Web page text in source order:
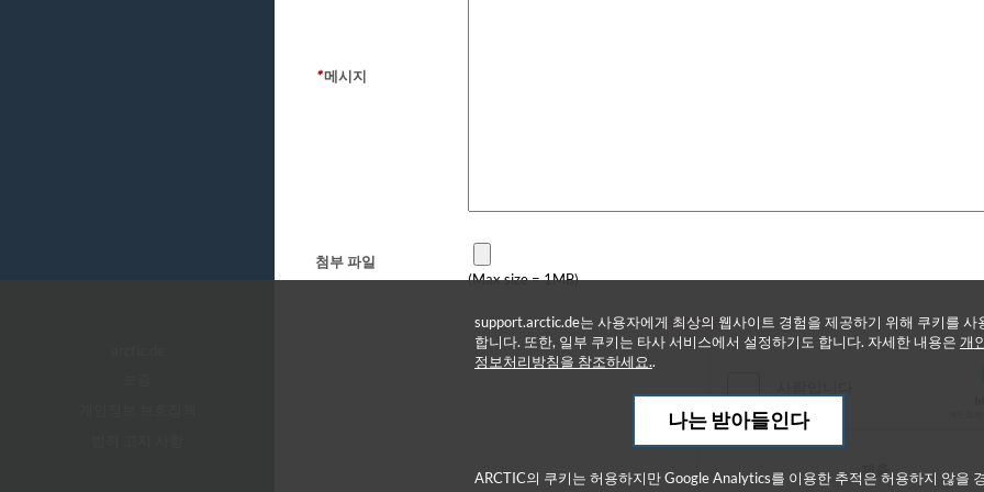
*메시지
첨부 파일
(Max size = 1MB)
* 필수 입력란
제출
support.arctic.de는 사용자에게 최상의 웹사이트 경험을 제공하기 위해 쿠키를 사
합니다. 또한, 일부 쿠키는 타사 서비스에서 설정하기도 합니다. 자세한 내용은 개
정보처리방침을 참조하세요..
나는 받아들인다
ARCTIC의 쿠키는 허용하지만 Google Analytics를 이용한 추적은 허용하지 않을 경